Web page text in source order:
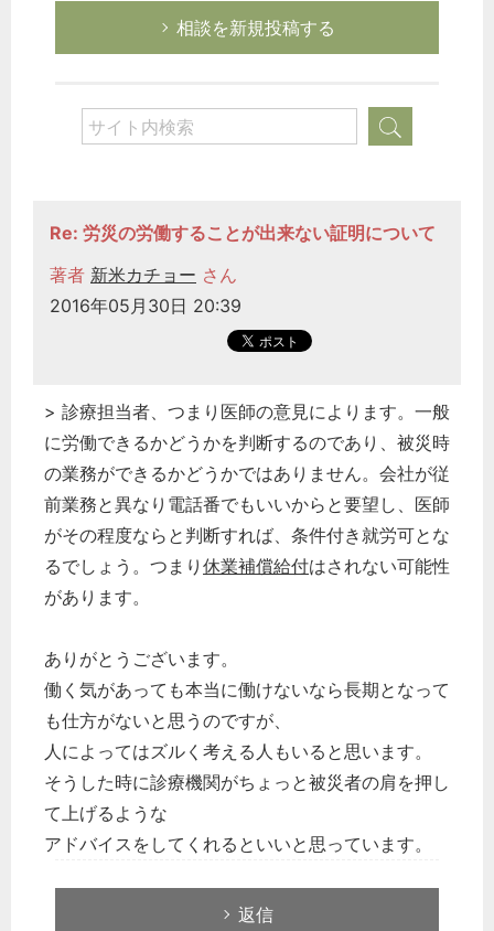
相談を新規投稿する
Re: 労災の労働することが出来ない証明について
著者 新米カチョー さん
2016年05月30日 20:39
> 診療担当者、つまり医師の意見によります。一般
に労働できるかどうかを判断するのであり、被災時
の業務ができるかどうかではありません。会社が従
前業務と異なり電話番でもいいからと要望し、医師
がその程度ならと判断すれば、条件付き就労可とな
るでしょう。つまり 休業補償給付はされない可能性
があります。
ありがとうございます。
働く気があっても本当に働けないなら長期となって
も仕方がないと思うのですが、
人によってはズルく考える人もいると思います。
そうした時に診療機関がちょっと被災者の肩を押し
て上げるような
アドバイスをしてくれるといいと思っています。
返信